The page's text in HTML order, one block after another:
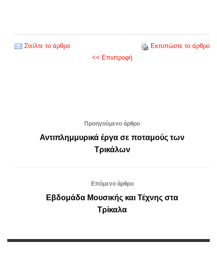
Στείλτε το άρθρο
Εκτυπώστε το άρθρο
<< Επιστροφή
Προηγούμενο άρθρο
Αντιπλημμυρικά έργα σε ποταμούς των
Τρικάλων
Επόμενο άρθρο
Εβδομάδα Μουσικής και Τέχνης στα
Τρίκαλα